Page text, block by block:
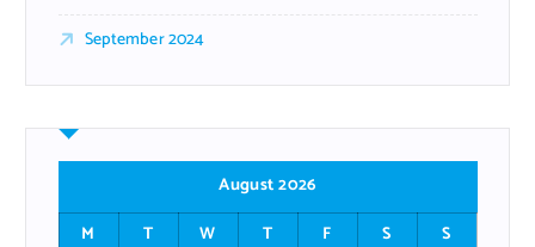
September 2024
August 2026
M
T W T F S
S